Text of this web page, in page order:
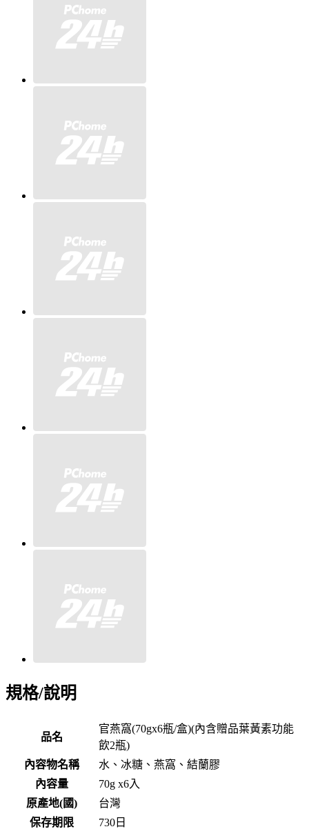
規格/說明
品名
官燕窩(70gx6瓶/盒)(內含贈品葉黃素功能
飲2瓶)
內容物名稱
水、冰糖、燕窩、結蘭膠
內容量
70g x6入
原產地(國)
台灣
保存期限
730 日